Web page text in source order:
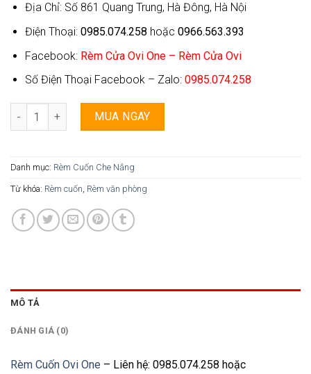
was:
is:
Địa Chỉ: Số 861 Quang Trung, Hà Đông, Hà Nội
Điện Thoại: 0985.074.258 hoặc 0966.563.393
Facebook: Rèm Cửa Ovi One – Rèm Cửa Ovi
Số Điện Thoại Facebook – Zalo: 0985.074.258
Rèm Cuốn Ovi One - 052 số lượng
MUA NGAY
Danh mục: Rèm Cuốn Che Nắng
Từ khóa: Rèm cuốn Rèm văn phòng
MÔ TẢ
ĐÁNH GIÁ (0)
Rèm Cuốn Ovi One – Liên hệ: 0985.074.258 hoặc